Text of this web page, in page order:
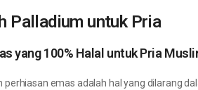
Palladium untuk Pria
yang 100% Halal untuk Pria
perhiasan emas adalah hal yang dilarang